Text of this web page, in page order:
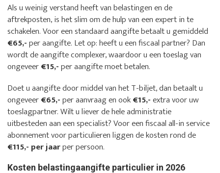
Als u weinig verstand heeft van belastingen en de
aftrekposten, is het slim om de hulp van een expert in te
schakelen. Voor een standaard aangifte betaalt u gemiddeld
€65,-per aangifte. Let op: heeft u een fiscaal partner? Dan
wordt de aangifte complexer, waardoor u een toeslag van
ongeveer€15,-per aangifte moet betalen.
Doet u aangifte door middel van het T-biljet, dan betaalt u
ongeveer€65,-per aanvraag en ook€15,-extra voor uw
toeslagpartner. Wilt u liever de hele administratie
uitbesteden aan een specialist? Voor een fiscaal all-in service
abonnement voor particulieren liggen de kosten rond de
€115,- per jaarper persoon.
Kosten belastingaangifte particulier in 2026